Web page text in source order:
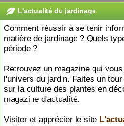
L'actualité du jardinage
Comment réussir à se tenir
matière de jardinage ? Quels
période ?
Retrouvez un magazine qui
l'univers du jardin. Faites un
sur la culture des plantes en
magazine d'actualité.
Visiter et apprécier le site